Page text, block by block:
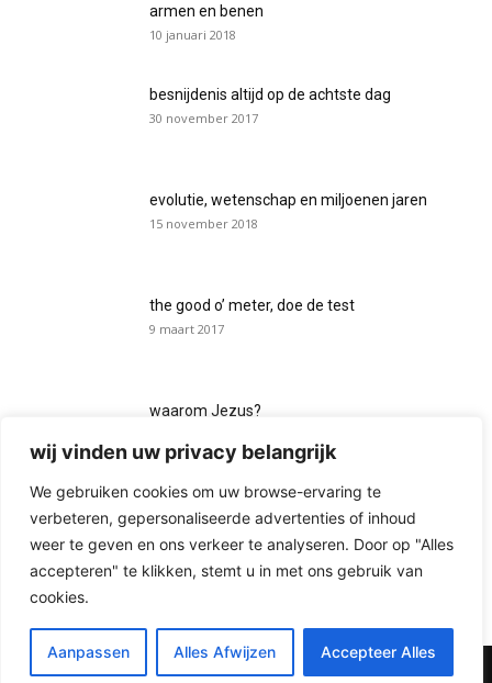
wij vinden uw privacy belangrijk
We gebruiken cookies om uw browse-ervaring te
verbeteren, gepersonaliseerde advertenties of inhoud
weer te geven en ons verkeer te analyseren. Door op "Alles
accepteren" te klikken, stemt u in met ons gebruik van
cookies.
Aanpassen Alles Afwijzen Accepteer Alles
armen en benen
10 januari 2018
besnijdenis altijd op de achtste dag
30 november 2017
evolutie, wetenschap en miljoenen jaren
15 november 2018
the good o’ meter, doe de test
9 maart 2017
waarom Jezus?
ziet de film van jouw leven er zo uit?
10 februari 2019
© zoektocht naar God